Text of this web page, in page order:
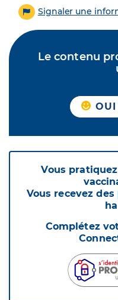
Signaler une
Le contenu
OUI
Vous
Vous recevez
Complétez